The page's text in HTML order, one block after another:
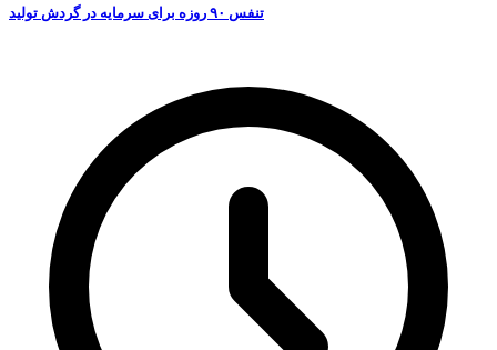
تنفس ۹۰ روزه برای سرمایه در گردش تولید